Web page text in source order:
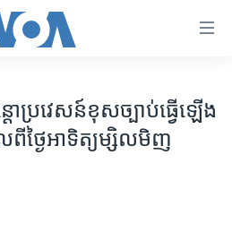
តោប្រវេសន៍​ខុស​ច្បាប់​ធ្វើ​ឡើង​
ពី​ថ្ងៃ​អាទិត្យ​ម្សិលមិញ